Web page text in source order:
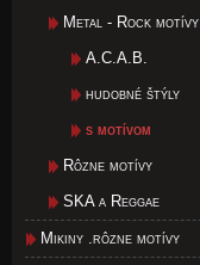
Metal - Rock motívy
A.C.A.B.
hudobné štýly
s motívom
Rôzne motívy
SKA a Reggae
Mikiny .rôzne motívy